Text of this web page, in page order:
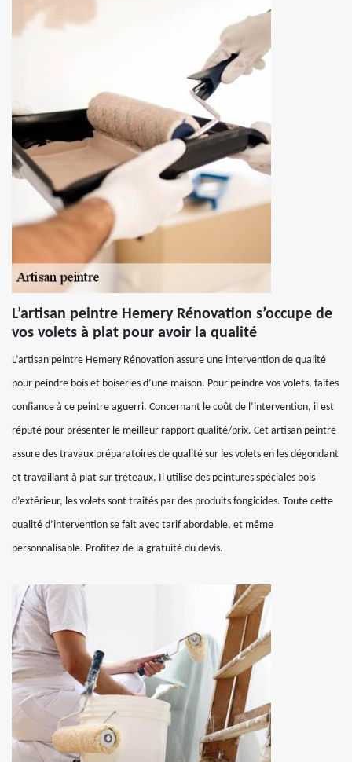
L’artisan peintre Hemery Rénovation s’occupe de
vos volets à plat pour avoir la qualité
L’artisan peintre Hemery Rénovation assure une intervention de qualité
pour peindre bois et boiseries d’une maison. Pour peindre vos volets, faites
confiance à ce peintre aguerri. Concernant le coût de l’intervention, il est
réputé pour présenter le meilleur rapport qualité/prix. Cet artisan peintre
assure des travaux préparatoires de qualité sur les volets en les dégondant
et travaillant à plat sur tréteaux. Il utilise des peintures spéciales bois
d’extérieur, les volets sont traités par des produits fongicides. Toute cette
qualité d’intervention se fait avec tarif abordable, et même
personnalisable. Profitez de la gratuité du devis.